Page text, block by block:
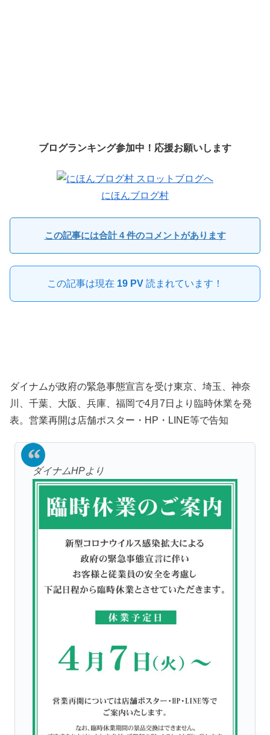
ブログランキング参加中！応援お願いします
にほんブログ村
この記事には合計 4 件のコメントがあります
この記事は現在 19 PV 読まれています！
ダイナムが政府の緊急事態宣言を受け東京、埼玉、神奈
川、千葉、大阪、兵庫、福岡で4月7日より臨時休業を発
表。営業再開は店舗ポスター・HP・LINE等で告知
ダイナムHPより